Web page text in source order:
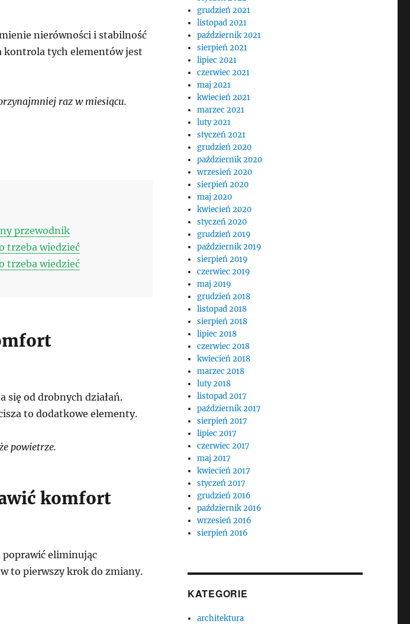
nierówności i stabilność
kontrola tych elementów jest
raz w miesiącu.
przewodnik
trzeba wiedzieć
trzeba wiedzieć
się od drobnych działań.
to dodatkowe elementy.
powietrze.
komfort
eliminując
to pierwszy krok do zmiany.
grudzień 2021
listopad 2021
październik 2021
sierpień 2021
lipiec 2021
czerwiec 2021
maj 2021
kwiecień 2021
marzec 2021
luty 2021
styczeń 2021
grudzień 2020
październik 2020
wrzesień 2020
sierpień 2020
maj 2020
kwiecień 2020
styczeń 2020
grudzień 2019
październik 2019
sierpień 2019
czerwiec 2019
maj 2019
grudzień 2018
listopad 2018
sierpień 2018
lipiec 2018
czerwiec 2018
kwiecień 2018
marzec 2018
luty 2018
listopad 2017
październik 2017
sierpień 2017
lipiec 2017
czerwiec 2017
maj 2017
kwiecień 2017
styczeń 2017
grudzień 2016
październik 2016
wrzesień 2016
sierpień 2016
KATEGORIE
architektura